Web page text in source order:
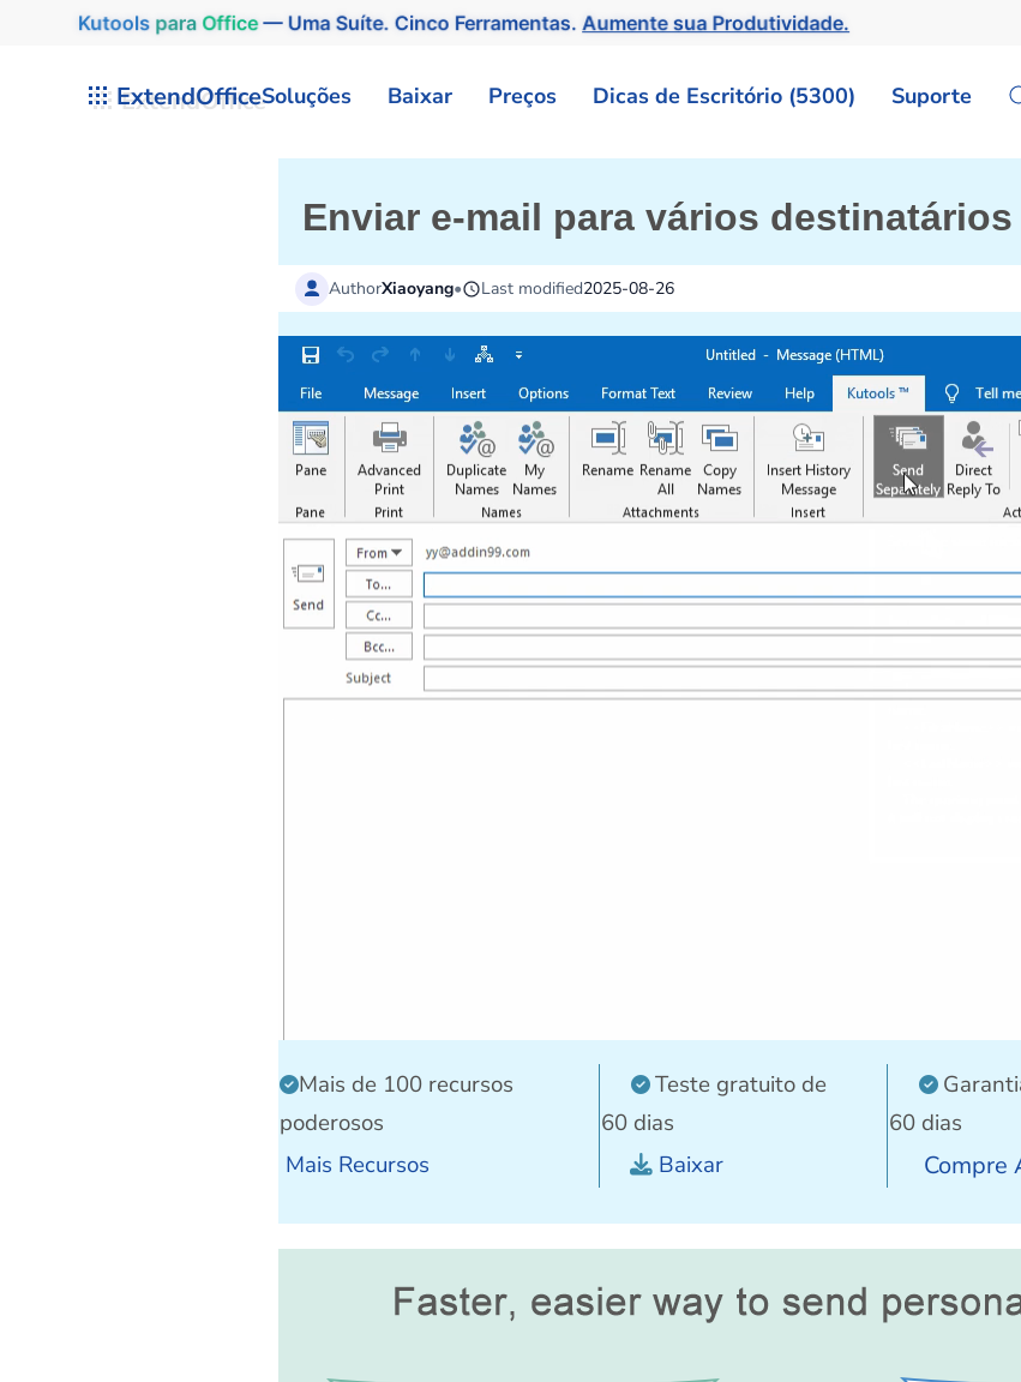
Kutools para Office— Uma Suíte. Cinco Ferramentas.Aumente sua Produtividade.
ExtendOfficeSoluções Baixar Preços Dicas de Escritório (5300) Suporte
Enviar e-mail para vários
AuthorXiaoyang• Last modified2025-08-26
Mais de 100 recursos
poderosos
Teste gratuito de
60 dias
60 dias
Mais Recursos
Baixar Compre